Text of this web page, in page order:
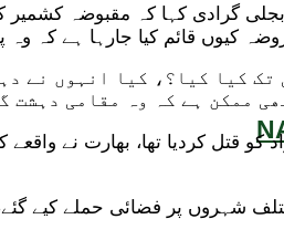
گرادی کہا کہ مقبوضہ کشمیر
قائم کیا جارہا ہے کہ وہ
کیا کیا؟، کیا انہوں نے
ممکن ہے کہ وہ مقامی دہشت
قتل کردیا تھا، بھارت نے
سمیت مختلف شہروں پر فضائی حملے